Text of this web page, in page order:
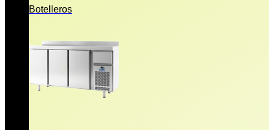
Botelleros